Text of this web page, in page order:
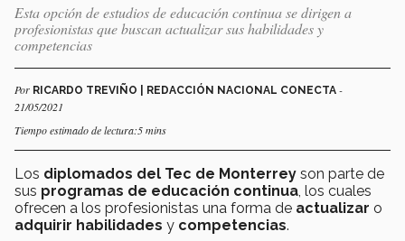
Esta opción de estudios de educación continua se dirigen a
profesionistas que buscan actualizar sus habilidades y
competencias
Por RICARDO TREVIÑO | REDACCIÓN NACIONAL CONECTA -
21/05/2021
Tiempo estimado de lectura:5 mins
Los diplomados del Tec de Monterrey son parte de
sus programas de educación continua , los cuales
ofrecen a los profesionistas una forma de actualizar o
adquirir habilidades y competencias.